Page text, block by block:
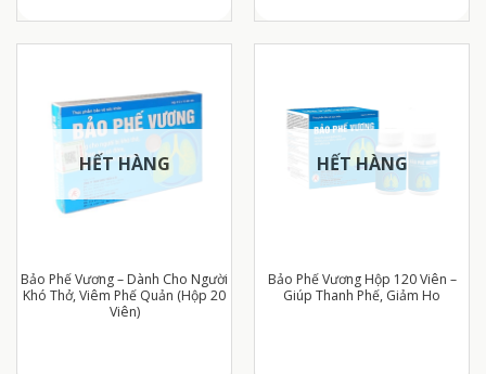
HẾT HÀNG
Bảo Phế Vương – Dành Cho Người
Khó Thở, Viêm Phế Quản (Hộp 20
Viên)
HẾT HÀNG
Bảo Phế Vương Hộp 120 Viên –
Giúp Thanh Phế, Giảm Ho